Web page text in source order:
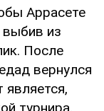
Аррасете
выбив из
После
вернулся
турнира.